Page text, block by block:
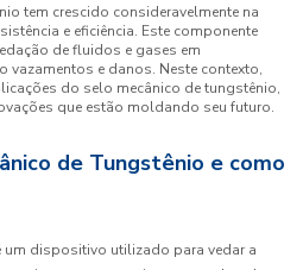
tem crescido consideravelmente na
e eficiência. Este componente
de fluidos e gases em
vazamentos e danos. Neste contexto,
do selo mecânico de tungstênio,
que estão moldando seu futuro.
de Tungstênio e como
um dispositivo utilizado para vedar a